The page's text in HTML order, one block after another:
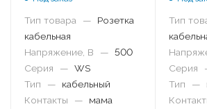
Тип товара —
Розетка
кабельная
Напряжение, В
— 500
Серия
— WS
Тип
—
кабельный
Контакты
—
мама
Тип
Серия
Тип
—